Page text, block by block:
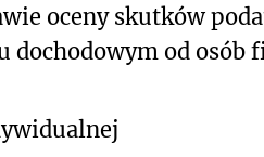
oceny skutków
dochodowym od osób